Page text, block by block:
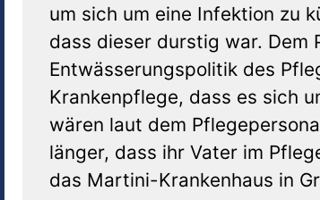
um sich um eine Infektion zu
dass dieser durstig war. Dem
Entwässerungspolitik des
Krankenpflege, dass es sich
wären laut dem
länger, dass ihr Vater im
das Martini-Krankenhaus in